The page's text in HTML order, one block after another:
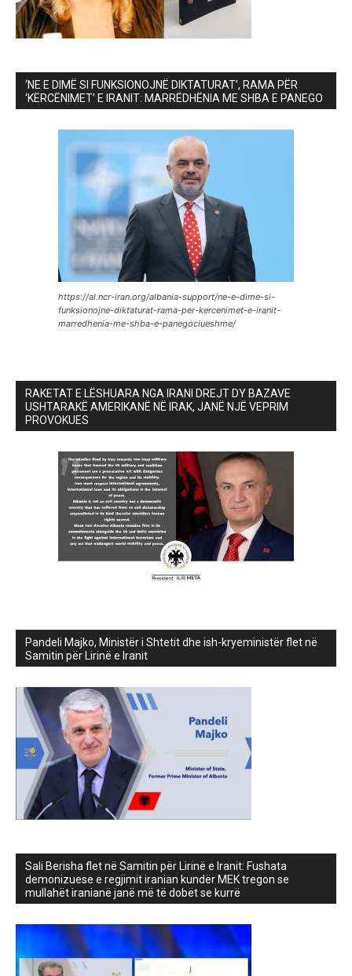
‘NE E DIMË SI FUNKSIONOJNË DIKTATURAT’, RAMA PËR
‘KËRCËNIMET’ E IRANIT: MARRËDHËNIA ME SHBA E PANEGO
https://al.ncr-iran.org/albania-support/ne-e-dime-si-
funksionojne-diktaturat-rama-per-kercenimet-e-iranit-
marredhenia-me-shba-e-panegociueshme/
RAKETAT E LËSHUARA NGA IRANI DREJT DY BAZAVE
USHTARAKË AMERIKANË NË IRAK, JANË NJË VEPRIM
PROVOKUES
Pandeli Majko, Ministër i Shtetit dhe ish-kryeministër flet në
Samitin për Lirinë e Iranit
Sali Berisha flet në Samitin për Lirinë e Iranit: Fushata
demonizuese e regjimit iranian kundër MEK tregon se
mullahët iranianë janë më të dobët se kurrë